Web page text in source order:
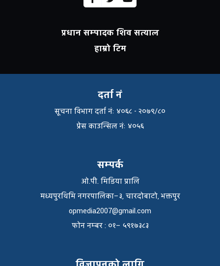
प्रधान सम्पादक शिव सत्याल
हाम्रो टिम
दर्ता नं
सूचना विभाग दर्ता नंः ४०६८ - २०७९/८०
प्रेस काउन्सिल नंः ४०५६
सम्पर्क
ओ.पी. मिडिया प्रालि
मध्यपुरथिमि नगरपालिका–३, चारदोबाटो, भक्तपुर
opmedia2007@gmail.com
फाेन नम्बर : ०१– ५९१७३८३